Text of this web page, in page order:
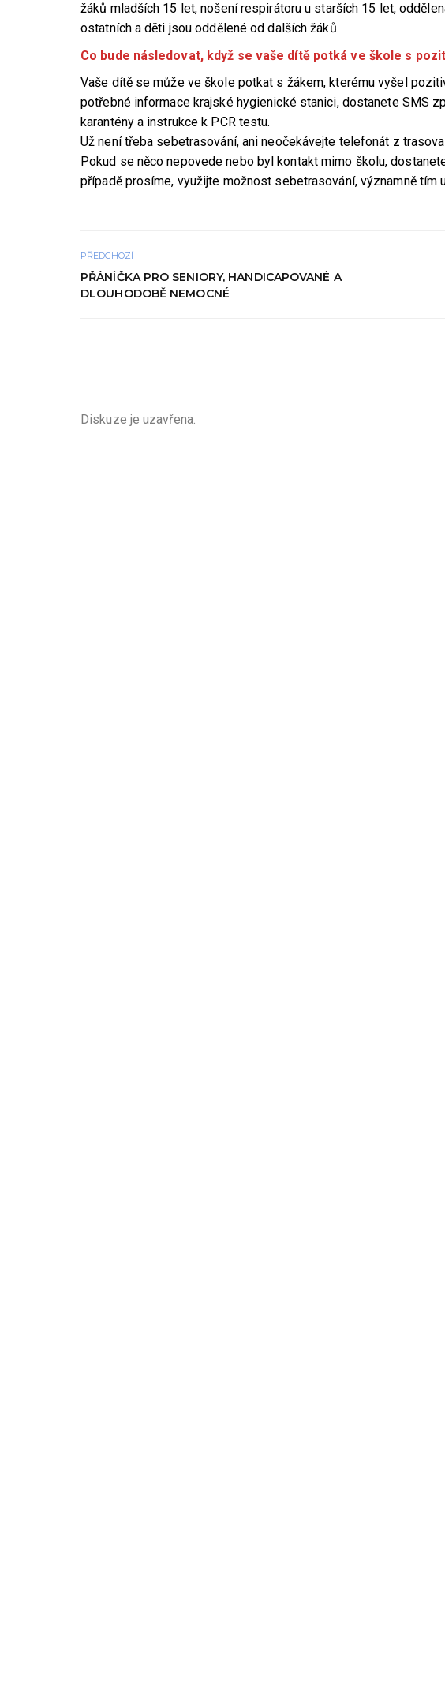
žáků mladších 15 let, nošení respirátoru u starších 15 let,
ostatních a děti jsou oddělené od dalších žáků.
Co bude následovat, když se vaše dítě potká ve škole s
Vaše dítě se může ve škole potkat s žákem, kterému vyšel
potřebné informace krajské hygienické stanici, dostanete SMS
karantény a instrukce k PCR testu.
Už není třeba sebetrasování, ani neočekávejte telefonát z
Pokud se něco nepovede nebo byl kontakt mimo školu,
případě prosíme, využijte možnost sebetrasování, významně tím
PŘEDCHOZÍ
PŘÁNÍČKA PRO SENIORY, HANDICAPOVANÉ A
DLOUHODOBĚ NEMOCNÉ
Diskuze je uzavřena.